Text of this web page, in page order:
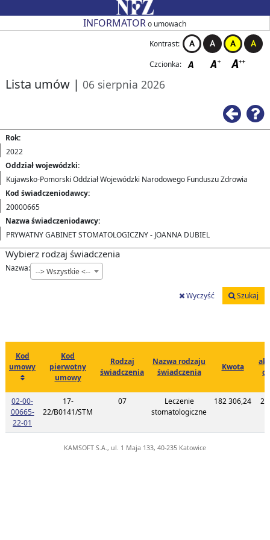
Przejdź do strony głównejINFORMATORo umowach
Kontrast:
Czcionka:
Lista umów | 06 sierpnia 2026
Rok:
2022
Oddział wojewódzki:
Kujawsko-Pomorski Oddział Wojewódzki Narodowego Funduszu Zdrowia
Kod świadczeniodawcy:
20000665
Nazwa świadczeniodawcy:
PRYWATNY GABINET STOMATOLOGICZNY - JOANNA DUBIEL
Wybierz rodzaj świadczenia
Nazwa: --> Wszystkie <--
Wyczyść Szukaj
Kod
umowy
Kod
pierwotny
umowy
Rodzaj
świadczenia
Nazwa rodzaju
świadczenia
Kwota
02-00-
00665-
22-01
17-
22/B0141/STM
07
Leczenie
stomatologiczne
182 306,24
KAMSOFT S.A., ul. 1 Maja 133, 40-235 Katowice